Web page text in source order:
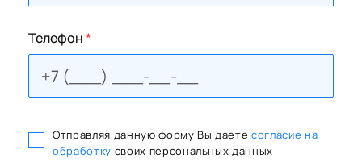
Телефон*
Отправляя данную форму Вы даете согласие на
обработку своих персональных данных